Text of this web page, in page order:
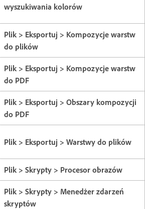
wyszukiwania kolorów
Plik > Eksportuj > Kompozycje warstw
do plików
Plik > Eksportuj > Kompozycje warstw
do PDF
Plik > Eksportuj > Obszary kompozycji
do PDF
Plik > Eksportuj > Warstwy do plików
Plik > Skrypty > Procesor obrazów
Plik > Skrypty > Menedżer zdarzeń
skryptów